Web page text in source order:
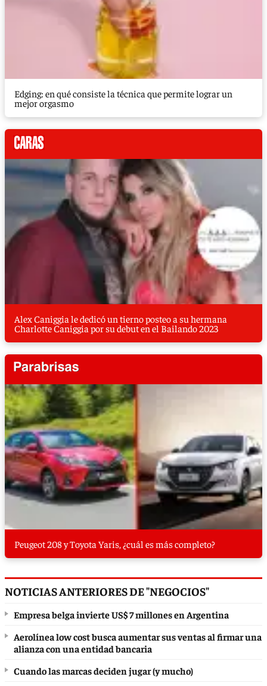
Edging: en qué consiste la técnica que permite lograr un
mejor orgasmo
Alex Caniggia le dedicó un tierno posteo a su hermana
Charlotte Caniggia por su debut en el Bailando 2023
Peugeot 208 y Toyota Yaris, ¿cuál es más completo?
NOTICIAS ANTERIORES DE "NEGOCIOS"
Empresa belga invierte US$ 7 millones en Argentina
Aerolínea low cost busca aumentar sus ventas al firmar una
alianza con una entidad bancaria
Cuando las marcas deciden jugar (y mucho)